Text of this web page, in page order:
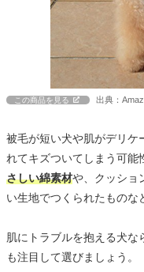
この商品を見る 出典：
被毛が短い犬や肌がデリケ
れてキズついてしまう可能
さしい綿素材や、クッショ
い生地でつくられたものな
肌にトラブルを抱える犬な
も注目して選びましょう。